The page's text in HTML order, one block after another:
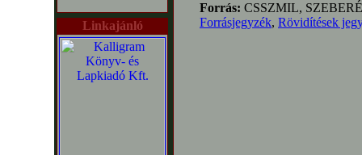
Linkajánló
Forrás: CSSZMIL,
Forrásjegyzék, Rövidítések